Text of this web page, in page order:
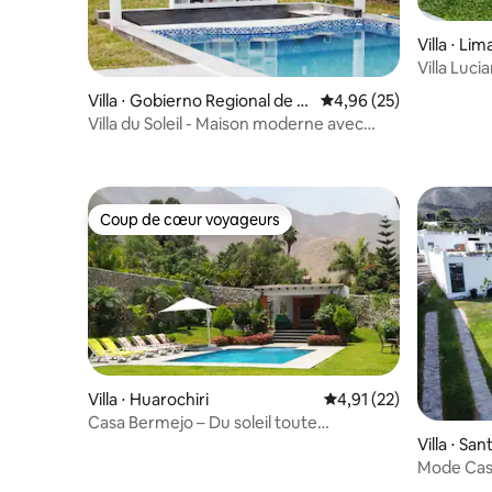
Villa ⋅ Gobierno Regional de Li
ma
Évaluation moyenne
4,96 (25)
Villa du Soleil - Maison moderne avec
Villa ⋅
Villa
Coup de cœur voyageurs
Coup de cœur voyageurs
Villa ⋅ Huarochiri Évaluation moyenne
4,91 (22)
Casa Bermejo – Du soleil toute
Villa ⋅
Mode